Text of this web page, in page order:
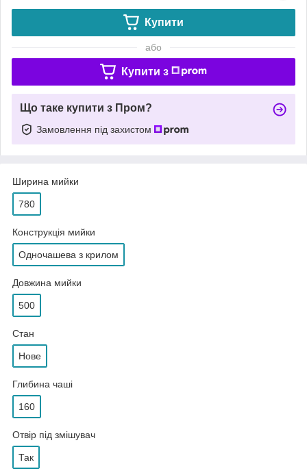
Купити
або
Купити з
Що таке купити з Пром?
Замовлення під захистом
Ширина мийки
780
Конструкція мийки
Одночашева з крилом
Довжина мийки
500
Стан
Нове
Глибина чаші
160
Отвір під змішувач
Так